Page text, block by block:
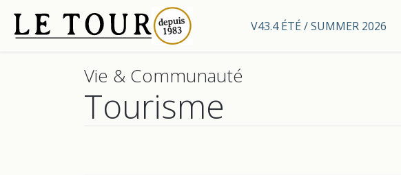
V43.4 ÉTÉ / SUMMER 2026
Vie & Communauté
Tourisme